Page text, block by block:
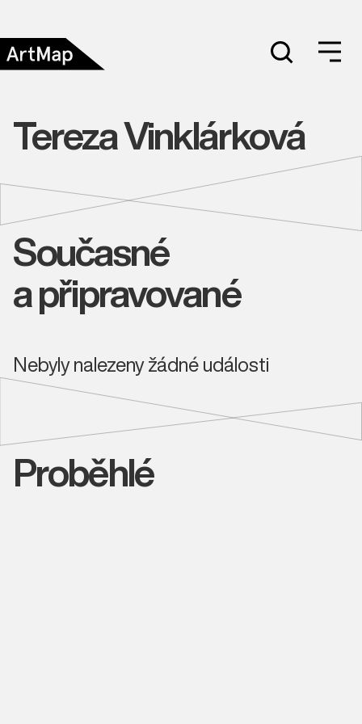
Tereza Vinklárková
Současné
a připravované
Nebyly nalezeny žádné události
Proběhlé